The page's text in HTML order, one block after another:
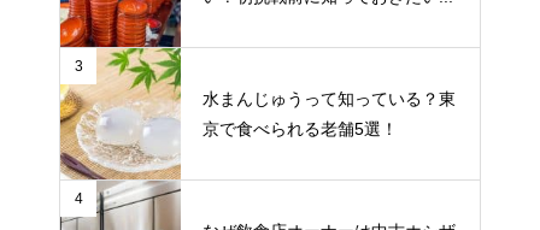
3
水まんじゅうって知っている？東
京で食べられる老舗5選！
4